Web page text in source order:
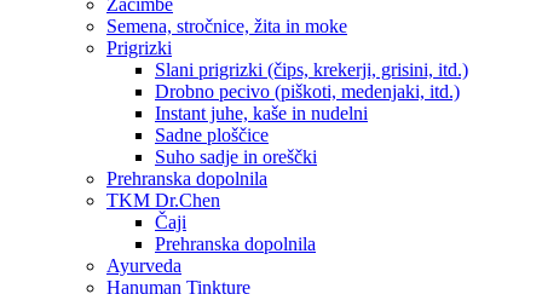
Začimbe
Semena, stročnice, žita in moke
Prigrizki
Slani prigrizki (čips, krekerji, grisini, itd.)
Drobno pecivo (piškoti, medenjaki, itd.)
Instant juhe, kaše in nudelni
Sadne ploščice
Suho sadje in oreščki
Prehranska dopolnila
TKM Dr.Chen
Čaji
Prehranska dopolnila
Ayurveda
Hanuman Tinkture